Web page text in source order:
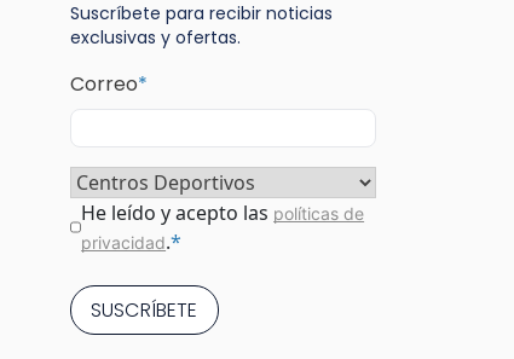
Suscríbete para recibir noticias
exclusivas y ofertas.
Correo*
Sector*
Consentimiento*
He leído y acepto las políticas de
privacidad.*